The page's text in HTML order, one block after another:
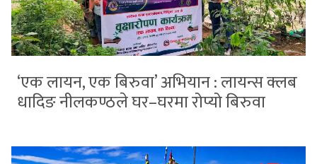
‘एक लायन, एक बिरुवा’ अभियान : लायन्स क्लब
धादिङ नीलकण्ठले घर–घरमा रोप्यो बिरुवा